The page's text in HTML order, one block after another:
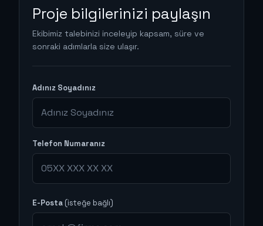
Proje bilgilerinizi paylaşın
Ekibimiz talebinizi inceleyip kapsam, süre ve
sonraki adımlarla size ulaşır.
Adınız Soyadınız
Telefon Numaranız
E-Posta (isteğe bağlı)